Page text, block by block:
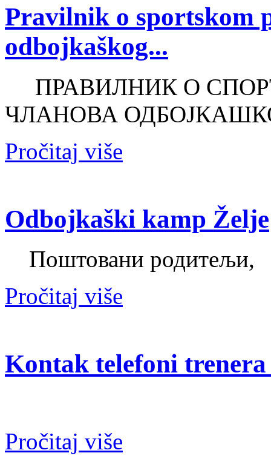
Pravilnik o sportskom
odbojkaškog...
ПРАВИЛНИК О
ЧЛАНОВА
Pročitaj više
Odbojkaški kamp Želje
Поштовани родитељи,
Pročitaj više
Kontak telefoni
Pročitaj više